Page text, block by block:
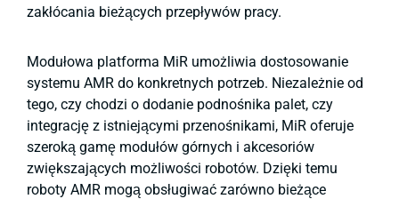
zakłócania bieżących przepływów pracy.
Modułowa platforma MiR umożliwia dostosowanie
systemu AMR do konkretnych potrzeb. Niezależnie od
tego, czy chodzi o dodanie podnośnika palet, czy
integrację z istniejącymi przenośnikami, MiR oferuje
szeroką gamę modułów górnych i akcesoriów
zwiększających możliwości robotów. Dzięki temu
roboty AMR mogą obsługiwać zarówno bieżące